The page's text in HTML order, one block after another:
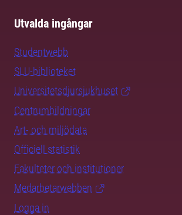
Utvalda ingångar
Studentwebb
SLU-biblioteket
Universitetsdjursjukhuset
Centrumbildningar
Art- och miljödata
Officiell statistik
Fakulteter och institutioner
Medarbetarwebben
Logga in